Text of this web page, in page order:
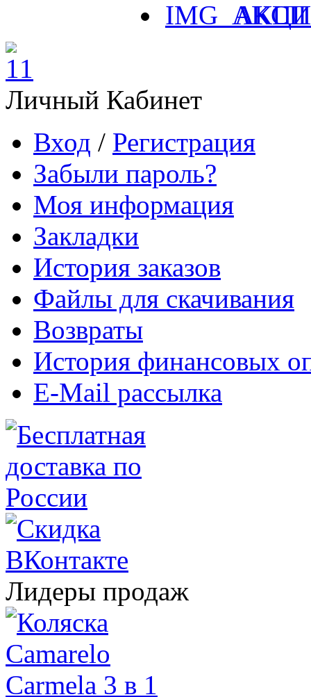
Личный Кабинет
Вход / Регистрация
Забыли пароль?
Моя информация
Закладки
История заказов
Файлы для скачивания
Возвраты
История финансовых
E-Mail рассылка
Лидеры продаж